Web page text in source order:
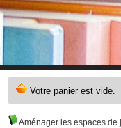
Aménager les espaces de